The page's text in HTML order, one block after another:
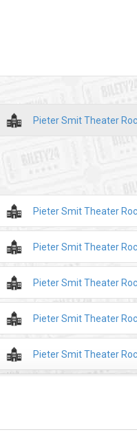
Piotr Lauks, Artur
wydarzenia,
Pieter Smit Theater
Pieter Smit Theater
Pieter Smit Theater
Pieter Smit Theater
Pieter Smit Theater
Pieter Smit Theater